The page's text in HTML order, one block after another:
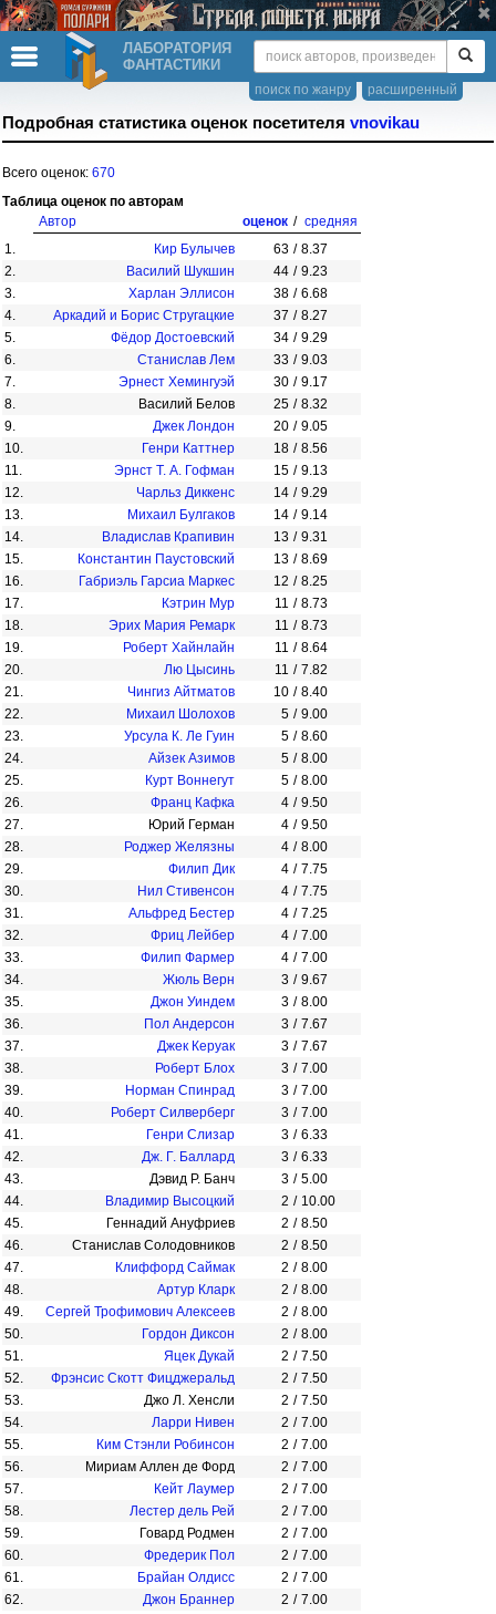
ЛАБОРАТОРИЯ
ФАНТАСТИКИ
расширенный
поиск по жанру
Подробная статистика оценок посетителя vnovikau
Всего оценок: 670
Таблица оценок по авторам
Автор
оценок / средняя
1.
Кир Булычев 63 / 8.37
2.
Василий Шукшин 44 / 9.23
3.
Харлан Эллисон 38 / 6.68
4.
Аркадий и Борис Стругацкие 37 / 8.27
5.
Фёдор Достоевский 34 / 9.29
6.
Станислав Лем 33 / 9.03
7.
Эрнест Хемингуэй 30 / 9.17
8.
Василий Белов 25 / 8.32
9.
Джек Лондон 20 / 9.05
10.
Генри Каттнер 18 / 8.56
11.
Эрнст Т. А. Гофман 15 / 9.13
12.
Чарльз Диккенс 14 / 9.29
13.
Михаил Булгаков 14 / 9.14
14.
Владислав Крапивин 13 / 9.31
15.
Константин Паустовский 13 / 8.69
16.
Габриэль Гарсиа Маркес 12 / 8.25
17.
Кэтрин Мур 11 / 8.73
18.
Эрих Мария Ремарк 11 / 8.73
19.
Роберт Хайнлайн 11 / 8.64
20.
Лю Цысинь 11 / 7.82
21.
Чингиз Айтматов 10 / 8.40
22.
Михаил Шолохов 5 / 9.00
23.
Урсула К. Ле Гуин 5 / 8.60
24.
Айзек Азимов 5 / 8.00
25.
Курт Воннегут 5 / 8.00
26.
Франц Кафка 4 / 9.50
27.
Юрий Герман 4 / 9.50
28.
Роджер Желязны 4 / 8.00
29.
Филип Дик 4 / 7.75
30.
Нил Стивенсон 4 / 7.75
31.
Альфред Бестер 4 / 7.25
32.
Фриц Лейбер 4 / 7.00
33.
Филип Фармер 4 / 7.00
34.
Жюль Верн 3 / 9.67
35.
Джон Уиндем 3 / 8.00
36.
Пол Андерсон 3 / 7.67
37.
Джек Керуак 3 / 7.67
38.
Роберт Блох 3 / 7.00
39.
Норман Спинрад 3 / 7.00
40.
Роберт Силверберг 3 / 7.00
41.
Генри Слизар 3 / 6.33
42.
Дж. Г. Баллард 3 / 6.33
43.
Дэвид Р. Банч 3 / 5.00
44.
Владимир Высоцкий 2 / 10.00
45.
Геннадий Ануфриев 2 / 8.50
46.
Станислав Солодовников 2 / 8.50
47.
Клиффорд Саймак 2 / 8.00
48.
Артур Кларк 2 / 8.00
49.
Сергей Трофимович Алексеев 2 / 8.00
50.
Гордон Диксон 2 / 8.00
51.
Яцек Дукай 2 / 7.50
52.
Фрэнсис Скотт Фицджеральд 2 / 7.50
53.
Джо Л. Хенсли 2 / 7.50
54.
Ларри Нивен 2 / 7.00
55.
Ким Стэнли Робинсон 2 / 7.00
56.
Мириам Аллен де Форд 2 / 7.00
57.
Кейт Лаумер 2 / 7.00
58.
Лестер дель Рей 2 / 7.00
59.
Говард Родмен 2 / 7.00
60.
Фредерик Пол 2 / 7.00
61.
Брайан Олдисс 2 / 7.00
62.
Джон Браннер 2 / 7.00